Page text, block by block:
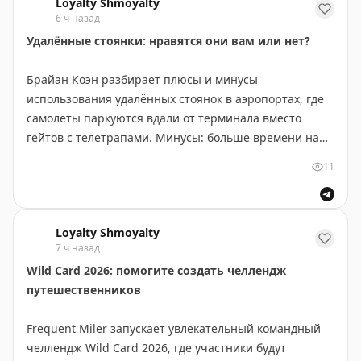
через American Express, бонус 50% при переводе
Nectar в Marriott Bonvoy, специальные предложения
Avios и Pizza Express с 10 августа. В отелях: 100% бонус
Bonvoy, скидка 20% на World of Hyatt. Новые отели:
Hilton откроет DoubleTree в Ашборне, Ирландия.
Важно: ужесточены правила бонусов для карт Amex
Business.
6 ч назад
Удалённые стоянки: нравятся они вам или нет?
Брайан Коэн разбирает плюсы и минусы
использования удалённых стоянок в аэропортах, где
самолёты паркуются вдали от терминала вместо
гейтов с телетрапами. Минусы: больше времени на
меньше места в зоне ожидания, возможное ожидание
хорошей погодой, отличные фотографии самолётов
для авиалюбителей, ощущение важности при
подъёме по трапу, быстрая выдача багажа с
региональных самолётов, проще припарковать борт.
Брайан Коэн лично предпочитает избегать
проблемой.
11
Loyalty Shmoyalty
7 ч назад
Wild Card 2026: помогите создать челлендж
путешественников
Frequent Miler запускает увлекательный командный
челлендж Wild Card 2026, где участники будут